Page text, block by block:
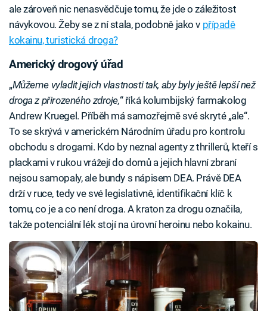
ale zároveň nic nenasvědčuje tomu, že jde o záležitost
návykovou. Žeby se z ní stala, podobně jako v případě
kokainu, turistická droga?
Americký drogový úřad
„Můžeme vyladit jejich vlastnosti tak, aby byly ještě lepší než
droga z přirozeného zdroje,“ říká kolumbijský farmakolog
Andrew Kruegel. Příběh má samozřejmě své skryté „ale“.
To se skrývá v americkém Národním úřadu pro kontrolu
obchodu s drogami. Kdo by neznal agenty z thrillerů, kteří s
plackami v rukou vrážejí do domů a jejich hlavní zbraní
nejsou samopaly, ale bundy s nápisem DEA. Právě DEA
drží v ruce, tedy ve své legislativně, identifikační klíč k
tomu, co je a co není droga. A kraton za drogu označila,
takže potenciální lék stojí na úrovní heroinu nebo kokainu.